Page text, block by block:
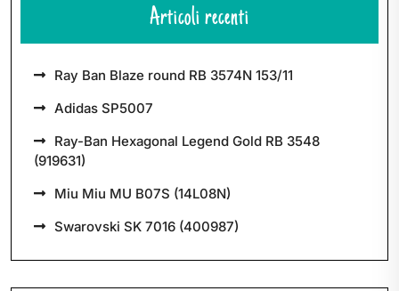
Articoli recenti
Ray Ban Blaze round RB 3574N 153/11
Adidas SP5007
Ray-Ban Hexagonal Legend Gold RB 3548
(919631)
Miu Miu MU B07S (14L08N)
Swarovski SK 7016 (400987)